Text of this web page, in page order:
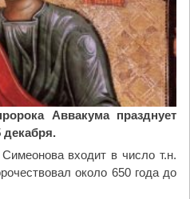
Аввакума празднует
декабря.
входит в число т.н.
около 650 года до